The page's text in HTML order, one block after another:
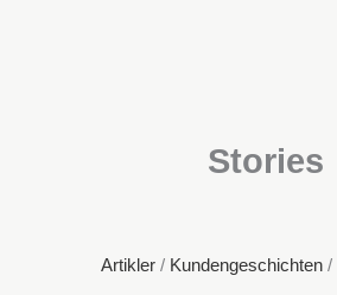
Stories
Artikler / Kundengeschichten /